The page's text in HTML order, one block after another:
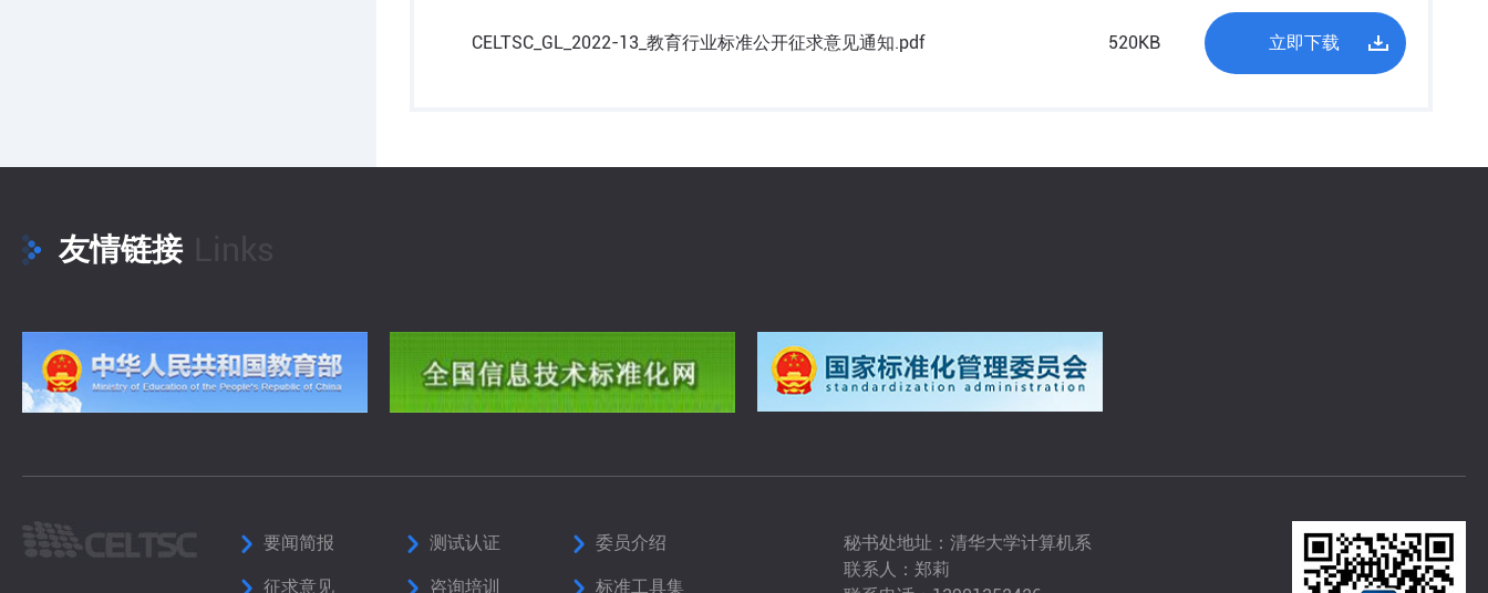
CELTSC_GL_2022-13_教育行业标准公开征求意见通知.pdf 520KB 立即下载
友情链接
要闻简报 测试认证 委员介绍
征求意见 咨询培训 标准工具集
秘书处地址：清华大学计算机系
联系人：郑莉